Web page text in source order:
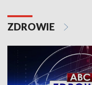
ZDROWIE